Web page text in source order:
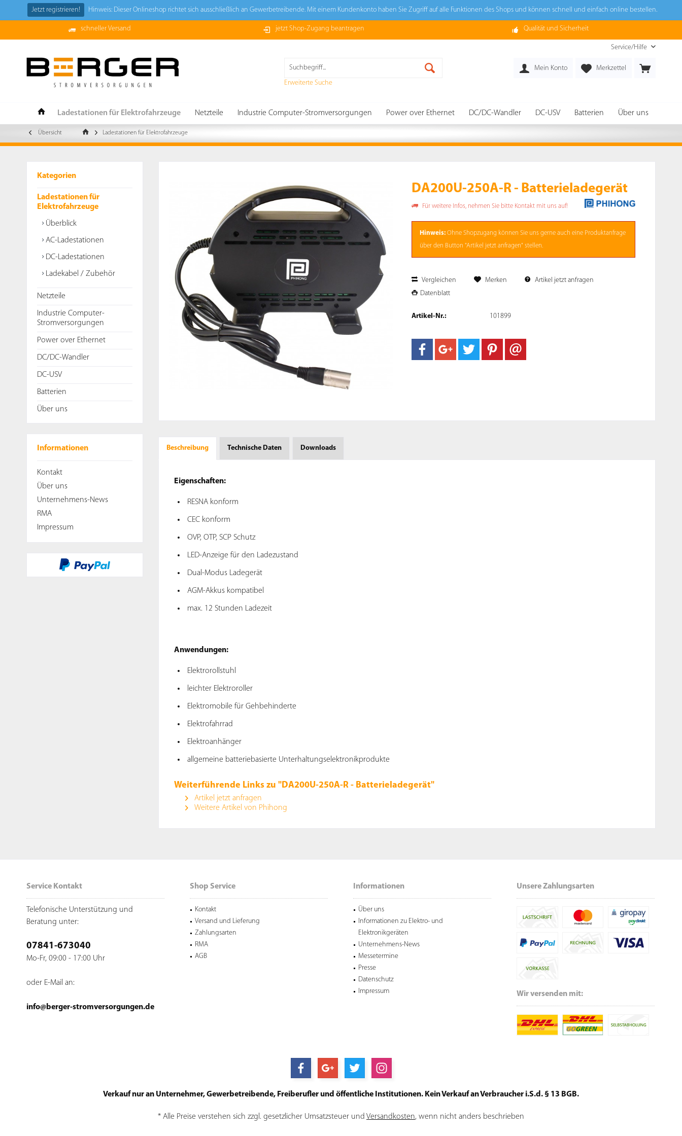
Jetzt registrieren! Hinweis: Dieser Onlineshop richtet sich ausschließlich an Gewerbetreibende. Mit einem Kundenkonto haben Sie Zugriff auf alle Funktionen des Shops und können schnell und einfach online bestellen.
schneller Versand jetzt Shop-Zugang beantragen Qualität und Sicherheit
Service/Hilfe
Erweiterte Suche
Merkzettel
Mein Konto
Ladestationen für Elektrofahrzeuge Netzteile Industrie Computer-Stromversorgungen Power over Ethernet DC/DC-Wandler DC-USV Batterien Über uns
Übersicht Ladestationen für Elektrofahrzeuge
Kategorien
Ladestationen für
Elektrofahrzeuge
Überblick
AC-Ladestationen
DC-Ladestationen
Ladekabel / Zubehör
Netzteile
Industrie Computer-
Stromversorgungen
Power over Ethernet
DC/DC-Wandler
DC-USV
Batterien
Über uns
Informationen
Kontakt
Über uns
Unternehmens-News
RMA
Impressum
DA200U-250A-R - Batterieladegerät
Für weitere Infos, nehmen Sie bitte Kontakt mit uns auf!
Hinweis: OhneShopzugang können Sie uns gerne auch eine Produktanfrage
über den Button "Artikel jetzt anfragen" stellen.
Vergleichen Merken
Artikel jetzt anfragen
Datenblatt
Artikel-Nr.: 101899
Beschreibung Technische Daten Downloads
Eigenschaften:
RESNA konform
CEC konform
OVP, OTP, SCP Schutz
LED-Anzeige für den Ladezustand
Dual-Modus Ladegerät
AGM-Akkus kompatibel
max. 12 Stunden Ladezeit
Anwendungen:
Elektrorollstuhl
leichter Elektroroller
Elektromobile für Gehbehinderte
Elektrofahrrad
Elektroanhänger
allgemeine batteriebasierte Unterhaltungselektronikprodukte
Weiterführende Links zu "DA200U-250A-R - Batterieladegerät"
Artikel jetzt anfragen
Weitere Artikel von Phihong
Service Kontakt
Telefonische Unterstützung und
Beratung unter:
07841-673040
Mo-Fr, 09:00 - 17:00 Uhr
oder E-Mail an:
info@berger-stromversorgungen.de
Shop Service
Kontakt
Versand und Lieferung
Zahlungsarten
RMA
AGB
Informationen
Über uns
Informationen zu Elektro- und
Elektronikgeräten
Unternehmens-News
Messetermine
Presse
Datenschutz
Impressum
Unsere Zahlungsarten
Wir versenden mit:
Verkauf nur an Unternehmer, Gewerbetreibende, Freiberufler und öffentliche Institutionen. Kein Verkauf an Verbraucher i.S.d. § 13 BGB.
* Alle Preise verstehen sich zzgl. gesetzlicher Umsatzsteuer und Versandkosten, wenn nicht anders beschrieben